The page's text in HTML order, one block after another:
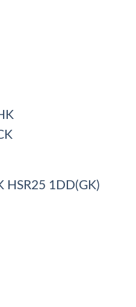
HSR25 1DD(GK)